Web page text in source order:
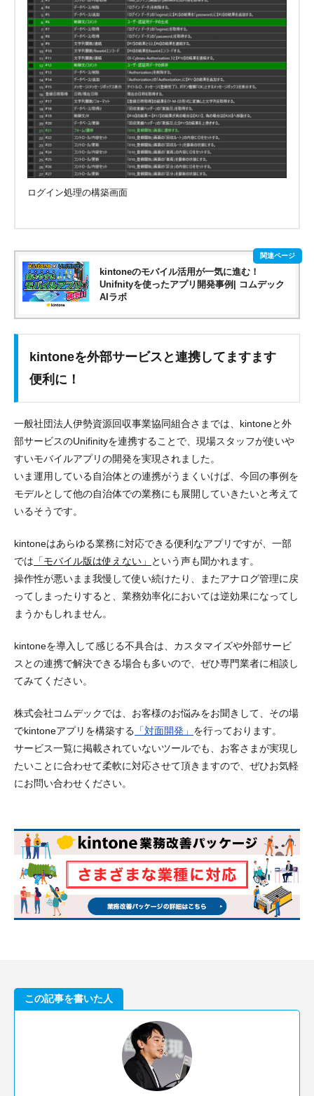
ログイン処理の構築画面
kintoneのモバイル活用が一気に進む！
Unifnityを使ったアプリ開発事例| コムデック
AIラボ
kintoneを外部サービスと連携してますます
便利に！
一般社団法人伊勢資源回収事業協同組合さまでは、kintoneと外
部サービスのUnifinityを連携することで、 現場スタッフが使いや
すいモバイルアプリの開発を実現されました。
いま運用している自治体との連携がうまくいけば、今回の事例を
モデルとして他の自治体での業務にも展開していきたいと考えて
いるそうです。
kintoneはあらゆる業務に対応できる便利なアプリですが、一部
では 「モバイル版は使えない」
という声も聞かれます。
操作性が悪いまま我慢して使い続けたり、またアナログ管理に戻
ってしまったりすると、業務効率化においては逆効果になってし
まうかもしれません。
kintoneを導入して感じる不具合は、カスタマイズや外部サービ
スとの連携で解決できる場合も多いので、ぜひ専門業者に相談し
てみてください。
株式会社コムデックでは、お客様のお悩みをお聞きして、その場
でkintoneアプリを構築する 「対面開発」 を行っております。
サービス一覧に掲載されていないツールでも、お客さまが実現し
たいことに合わせて柔軟に対応させて頂きますので、ぜひお気軽
にお問い合わせください。
この記事を書いた人